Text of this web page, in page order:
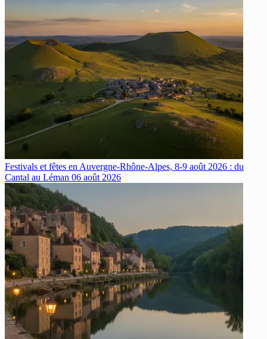
Festivals et fêtes en Auvergne-Rhône-Alpes, 8-9 août 2026 : du
Cantal au Léman 06 août 2026